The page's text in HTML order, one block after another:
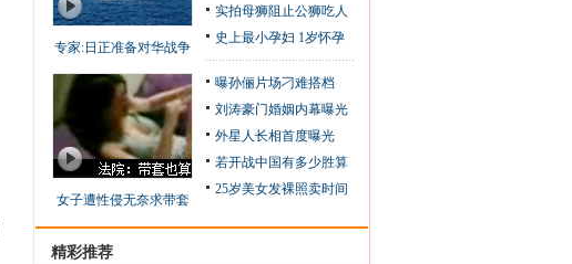
专家:日正准备对华战争
女子遭性侵无奈求带套
实拍母狮阻止公狮吃人
史上最小孕妇 1岁怀孕
曝孙俪片场刁难搭档
刘涛豪门婚姻内幕曝光
外星人长相首度曝光
若开战中国有多少胜算
25岁美女发裸照卖时间
精彩推荐